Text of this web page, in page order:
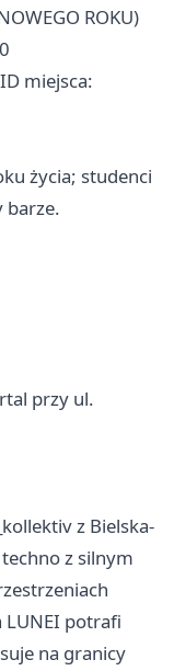
ROKU)
miejsca:
życia; studenci
barze.
przy ul.
z Bielska-
z silnym
potrafi
na granicy